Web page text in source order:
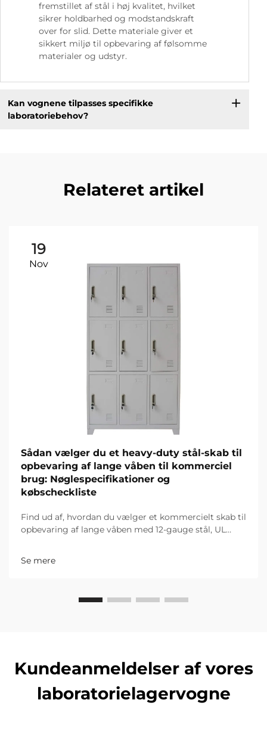
fremstillet af stål i høj kvalitet, hvilket
sikrer holdbarhed og modstandskraft
over for slid. Dette materiale giver et
sikkert miljø til opbevaring af følsomme
materialer og udstyr.
Kan vognene tilpasses specifikke
laboratoriebehov?
Relateret artikel
19
Nov
Sådan vælger du et heavy-duty stål-skab til
opbevaring af lange våben til kommerciel
brug: Nøglespecifikationer og
købscheckliste
Find ud af, hvordan du vælger et kommercielt skab til
opbevaring af lange våben med 12-gauge stål, UL
checkliste.
Se mere
Kundeanmeldelser af vores
laboratorielagervogne